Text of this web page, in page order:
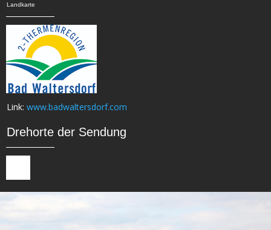
Landkarte
Link: www.badwaltersdorf.com
Drehorte der Sendung